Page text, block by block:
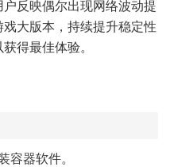
反映偶尔出现网络波动提
大版本，持续提升稳定性
得最佳体验。
容器软件。